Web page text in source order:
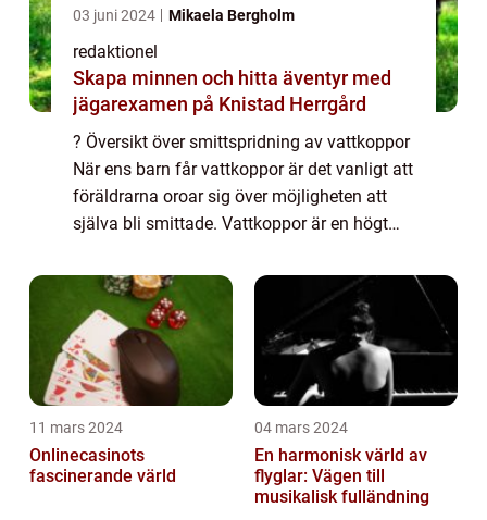
03 juni 2024 Mikaela Bergholm
redaktionel
Skapa minnen och hitta äventyr med
jägarexamen på Knistad Herrgård
? Översikt över smittspridning av vattkoppor
När ens barn får vattkoppor är det vanligt att
föräldrarna oroar sig över möjligheten att
själva bli smittade. Vattkoppor är en högt
viktigt att förstå hur den spri...
11 mars 2024
Onlinecasinots
fascinerande värld
04 mars 2024
En harmonisk värld av
flyglar: Vägen till
musikalisk fulländning